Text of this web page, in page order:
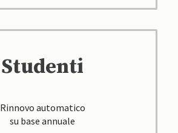
Studenti
Rinnovo automatico
su base annuale